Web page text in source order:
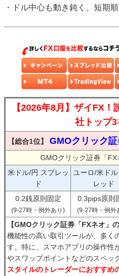
・ドル中心も動き鈍く、短期
【2026年8月】ザイFX
社トップ3
【総合1位】 GMOクリック証
GMOクリック証券「
米ドル/円 スプレッ
ド
ユーロ/米ド
レッド
0.2銭原則固定
(9-27時・例外あり)
0.3pips原則
(9-27時・例外
【GMOクリック証券「FXネオ」
機能性の高い取引ツールが、多く
す。特に、スマホアプリの操作性
やスワップポイントなどのスペッ
スタイルのトレーダーにおすすめ